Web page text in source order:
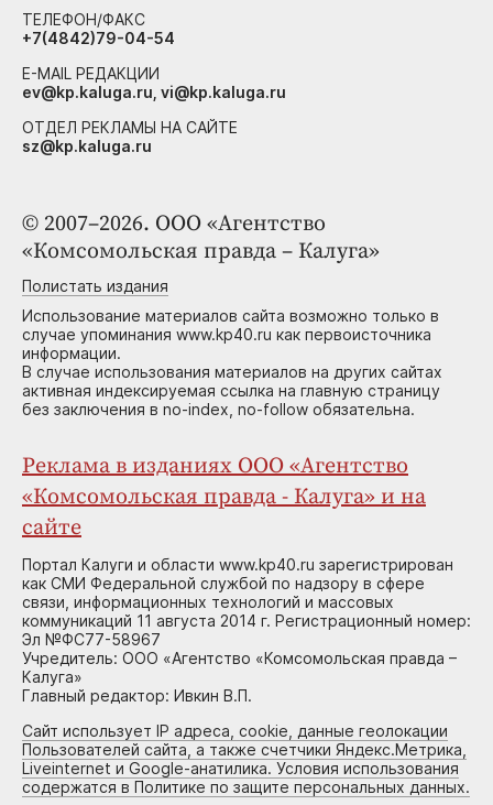
© 2007–2026. ООО «Агентство
«Комсомольская правда – Калуга»
Полистать издания
Использование материалов сайта возможно только в
случае упоминания www.kp40.ru как первоисточника
информации.
В случае использования материалов на других сайтах
активная индексируемая ссылка на главную страницу
без заключения в no-index, no-follow обязательна.
Реклама в изданиях ООО «Агентство
«Комсомольская правда - Калуга» и на
сайте
Портал Калуги и области www.kp40.ru зарегистрирован
как СМИ Федеральной службой по надзору в сфере
связи, информационных технологий и массовых
коммуникаций 11 августа 2014 г. Регистрационный номер:
Эл №ФС77-58967
Учредитель: ООО «Агентство «Комсомольская правда –
Калуга»
Главный редактор: Ивкин В.П.
Сайт использует IP адреса, cookie, данные геолокации
Пользователей сайта, а также счетчики Яндекс.Метрика,
Liveinternet и Google-анатилика. Условия использования
содержатся в Политике по защите персональных данных.
ТЕЛЕФОН/ФАКС
+7(4842)79-04-54
E-MAIL РЕДАКЦИИ
ev@kp.kaluga.ru, vi@kp.kaluga.ru
ОТДЕЛ РЕКЛАМЫ НА САЙТЕ
sz@kp.kaluga.ru